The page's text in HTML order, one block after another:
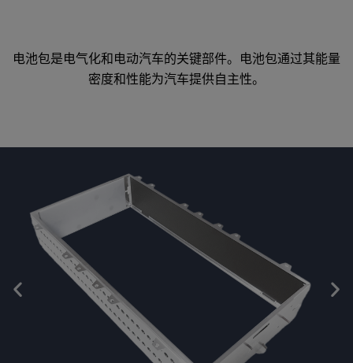
电池包是电气化和电动汽车的关键部件。电池包通过其能量
密度和性能为汽车提供自主性。